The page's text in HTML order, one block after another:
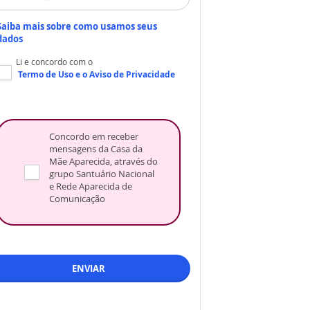
mais sobre como usamos seus
Li e concordo com o
Termo de Usoe oAviso de Privacidade
Concordo em receber
mensagens da Casa da
Mãe Aparecida, através do
grupo Santuário Nacional
e Rede Aparecida de
Comunicação
ENVIAR